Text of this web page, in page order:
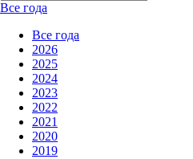
Все года
Все года
2026
2025
2024
2023
2022
2021
2020
2019